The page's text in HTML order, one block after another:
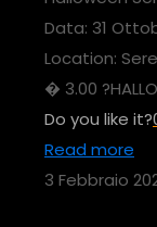
Data: 31
Location:
� 3.00
Do you like it?
Read more
3 Febbraio